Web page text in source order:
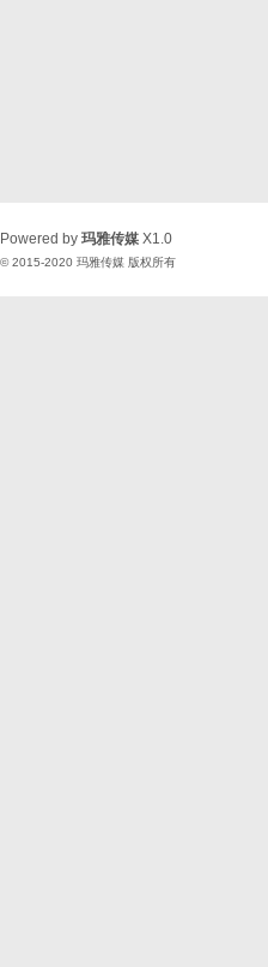
Powered by 玛雅传媒 X1.0
© 2015-2020 玛雅传媒 版权所有